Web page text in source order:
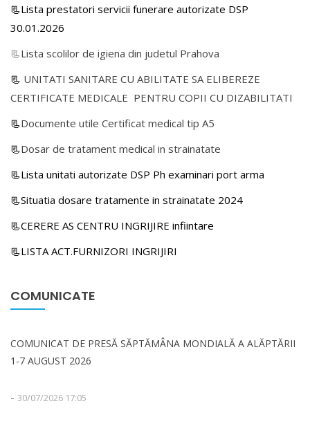
📃Lista prestatori servicii funerare autorizate DSP
30.01.2026
📃Lista scolilor de igiena din judetul Prahova
📃 UNITATI SANITARE CU ABILITATE SA ELIBEREZE
CERTIFICATE MEDICALE PENTRU COPII CU DIZABILITATI
📃Documente utile Certificat medical tip A5
📃Dosar de tratament medical in strainatate
📃Lista unitati autorizate DSP Ph examinari port arma
📃Situatia dosare tratamente in strainatate 2024
📃CERERE AS CENTRU INGRIJIRE infiintare
📃LISTA ACT.FURNIZORI INGRIJIRI
COMUNICATE
COMUNICAT DE PRESĂ SĂPTĂMÂNA MONDIALĂ A ALĂPTĂRII
1-7 AUGUST 2026
- 30/07/2026 17:05